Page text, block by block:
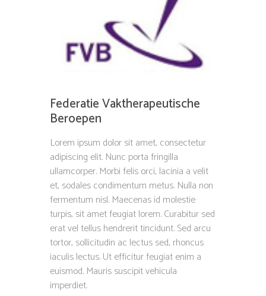
Federatie Vaktherapeutische
Beroepen
Lorem ipsum dolor sit amet, consectetur
adipiscing elit. Nunc porta fringilla
ullamcorper. Morbi felis orci, lacinia a velit
et, sodales condimentum metus. Nulla non
fermentum nisl. Maecenas id molestie
turpis, sit amet feugiat lorem. Curabitur sed
erat vel tellus hendrerit tincidunt. Sed arcu
tortor, sollicitudin ac lectus sed, rhoncus
iaculis lectus. Ut efficitur feugiat enim a
euismod. Mauris suscipit vehicula
imperdiet.